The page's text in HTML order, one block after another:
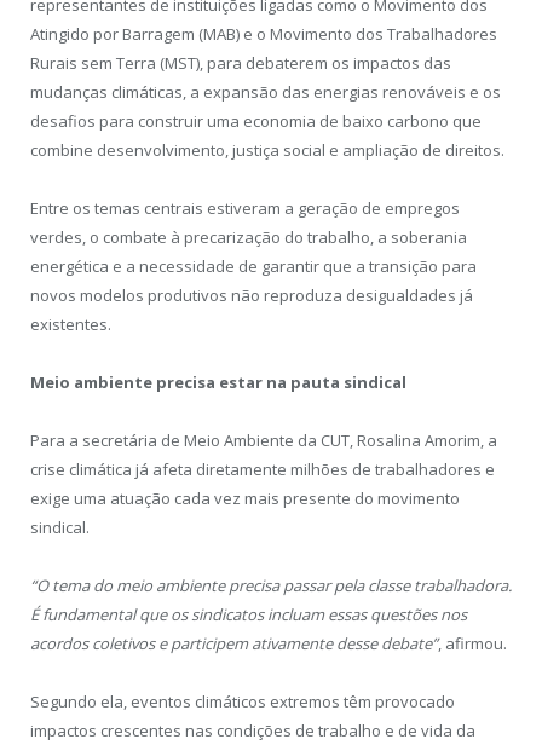
representantes de instituições ligadas como o Movimento dos
Atingido por Barragem (MAB) e o Movimento dos Trabalhadores
Rurais sem Terra (MST), para debaterem os impactos das
mudanças climáticas, a expansão das energias renováveis e os
desafios para construir uma economia de baixo carbono que
combine desenvolvimento, justiça social e ampliação de direitos.
Entre os temas centrais estiveram a geração de empregos
verdes, o combate à precarização do trabalho, a soberania
energética e a necessidade de garantir que a transição para
novos modelos produtivos não reproduza desigualdades já
existentes.
Meio ambiente precisa estar na pauta sindical
Para a secretária de Meio Ambiente da CUT, Rosalina Amorim, a
crise climática já afeta diretamente milhões de trabalhadores e
exige uma atuação cada vez mais presente do movimento
sindical.
“O tema do meio ambiente precisa passar pela classe trabalhadora.
É fundamental que os sindicatos incluam essas questões nos
acordos coletivos e participem ativamente desse debate”, afirmou.
Segundo ela, eventos climáticos extremos têm provocado
impactos crescentes nas condições de trabalho e de vida da